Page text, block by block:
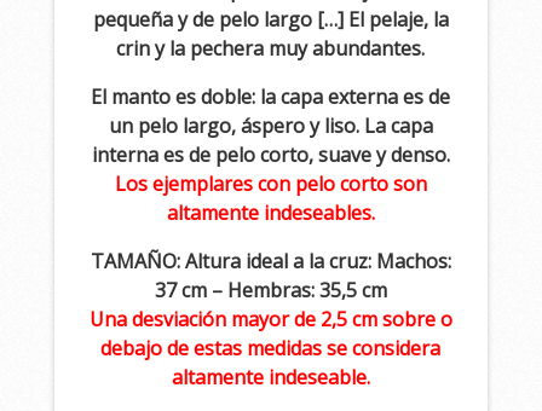
pequeña y de pelo largo […] El pelaje, la
crin y la pechera muy abundantes.
El manto es doble: la capa externa es de
un pelo largo, áspero y liso. La capa
interna es de pelo corto, suave y denso.
Los ejemplares con pelo corto son
altamente indeseables.
TAMAÑO: Altura ideal a la cruz: Machos:
37 cm – Hembras: 35,5 cm
Una desviación mayor de 2,5 cm sobre o
debajo de estas medidas se considera
altamente indeseable.